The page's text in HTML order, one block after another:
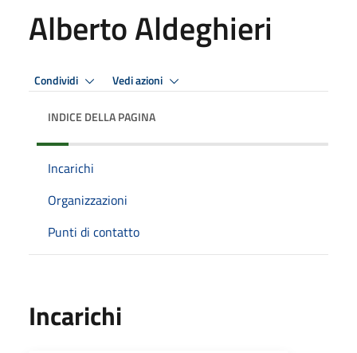
Alberto Aldeghieri
Condividi Vedi azioni
INDICE DELLA PAGINA
Incarichi
Organizzazioni
Punti di contatto
Incarichi